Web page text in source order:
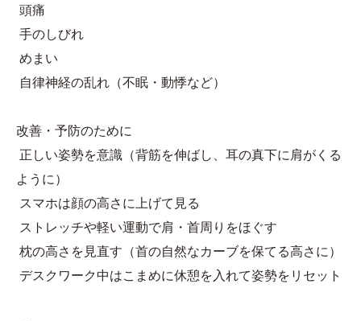
頭痛
手のしびれ
めまい
自律神経の乱れ（不眠・動悸など）
改善・予防のために
正しい姿勢を意識（背筋を伸ばし、耳の真下に肩がくる
ように）
スマホは顔の高さに上げて見る
ストレッチや軽い運動で肩・首周りをほぐす
枕の高さを見直す（首の自然なカーブを保てる高さに）
デスクワーク中はこまめに休憩を入れて姿勢をリセット